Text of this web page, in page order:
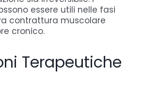
essere utili nelle fasi
contrattura muscolare
cronico.
Terapeutiche